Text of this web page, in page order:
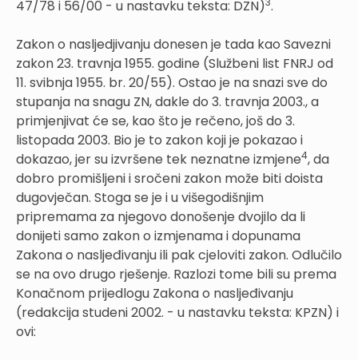
47/78 i 56/00 - u nastavku teksta: DZN) .
Zakon o nasljedjivanju donesen je tada kao Savezni
zakon 23. travnja 1955. godine (Službeni list FNRJ od
11. svibnja 1955. br. 20/55). Ostao je na snazi sve do
stupanja na snagu ZN, dakle do 3. travnja 2003., a
primjenjivat će se, kao što je rečeno, još do 3.
listopada 2003. Bio je to zakon koji je pokazao i
dokazao, jer su izvršene tek neznatne izmjene4, da
dobro promišljeni i sročeni zakon može biti doista
dugovječan. Stoga se je i u višegodišnjim
pripremama za njegovo donošenje dvojilo da li
donijeti samo zakon o izmjenama i dopunama
Zakona o nasljeđivanju ili pak cjeloviti zakon. Odlučilo
se na ovo drugo rješenje. Razlozi tome bili su prema
Konačnom prijedlogu Zakona o nasljeđivanju
(redakcija studeni 2002. - u nastavku teksta: KPZN) i
ovi: